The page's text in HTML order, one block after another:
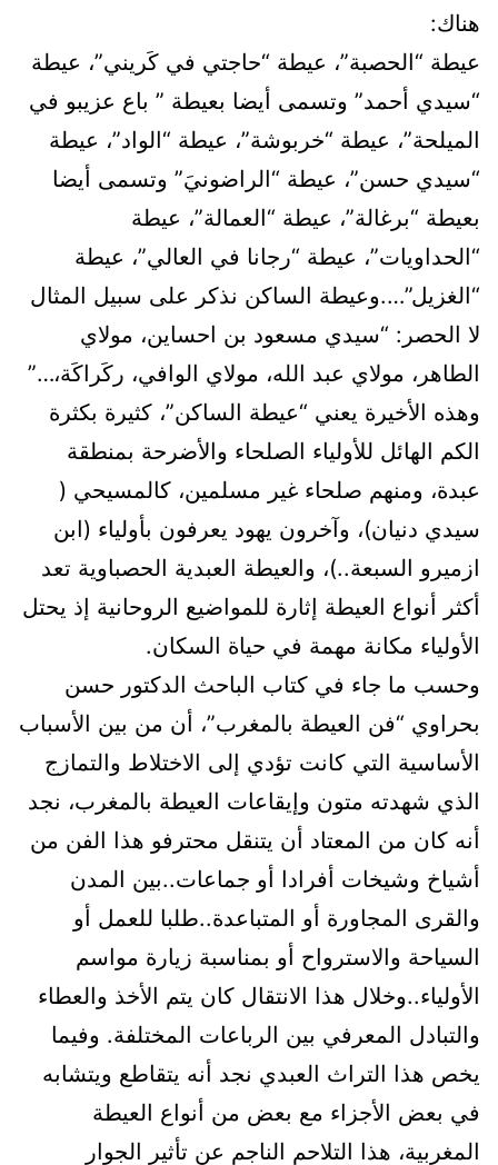
هناك:
عيطة “الحصبة”، عيطة “حاجتي في كَريني”، عيطة
“سيدي أحمد” وتسمى أيضا بعيطة ” باع عزيبو في
الميلحة”، عيطة “خربوشة”، عيطة “الواد”، عيطة
“سيدي حسن”، عيطة “الراضونيَ” وتسمى أيضا
بعيطة “برغالة”، عيطة “العمالة”، عيطة
“الحداويات”، عيطة “رجانا في العالي”، عيطة
“الغزيل”….وعيطة الساكن نذكر على سبيل المثال
لا الحصر: “سيدي مسعود بن احساين، مولاي
الطاهر، مولاي عبد الله، مولاي الوافي، ركَراكَة،…”
وهذه الأخيرة يعني “عيطة الساكن”، كثيرة بكثرة
الكم الهائل للأولياء الصلحاء والأضرحة بمنطقة
عبدة، ومنهم صلحاء غير مسلمين، كالمسيحي (
سيدي دنيان)، وآخرون يهود يعرفون بأولياء (ابن
ازميرو السبعة..)، والعيطة العبدية الحصباوية تعد
أكثر أنواع العيطة إثارة للمواضيع الروحانية إذ يحتل
الأولياء مكانة مهمة في حياة السكان.
وحسب ما جاء في كتاب الباحث الدكتور حسن
بحراوي “فن العيطة بالمغرب”، أن من بين الأسباب
الأساسية التي كانت تؤدي إلى الاختلاط والتمازج
الذي شهدته متون وإيقاعات العيطة بالمغرب، نجد
أنه كان من المعتاد أن يتنقل محترفو هذا الفن من
أشياخ وشيخات أفرادا أو جماعات..بين المدن
والقرى المجاورة أو المتباعدة..طلبا للعمل أو
السياحة والاسترواح أو بمناسبة زيارة مواسم
الأولياء..وخلال هذا الانتقال كان يتم الأخذ والعطاء
والتبادل المعرفي بين الرباعات المختلفة. وفيما
يخص هذا التراث العبدي نجد أنه يتقاطع ويتشابه
في بعض الأجزاء مع بعض من أنواع العيطة
المغربية، هذا التلاحم الناجم عن تأثير الجوار